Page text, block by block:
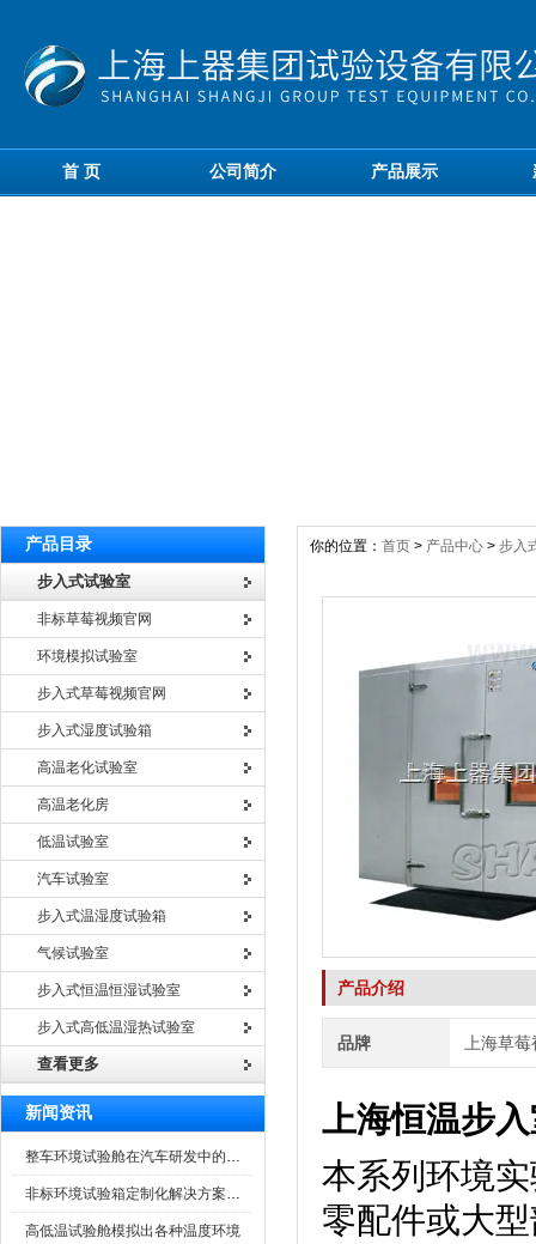
首 页 公司简介 产品展示
产品目录
步入式试验室
非标草莓视频官网
环境模拟试验室
步入式草莓视频官网
步入式湿度试验箱
高温老化试验室
高温老化房
低温试验室
汽车试验室
步入式温湿度试验箱
气候试验室
步入式恒温恒湿试验室
步入式高低温湿热试验室
查看更多
新闻资讯
整车环境试验舱在汽车研发中的作用
非标环境试验箱定制化解决方案在可靠性测试中的重要性
高低温试验舱模拟出各种温度环境
你的位置： 首页 > 产品中心 > 步入
产品介绍
品牌 上海草
上海恒温步
本系列环境实
零配件或大型